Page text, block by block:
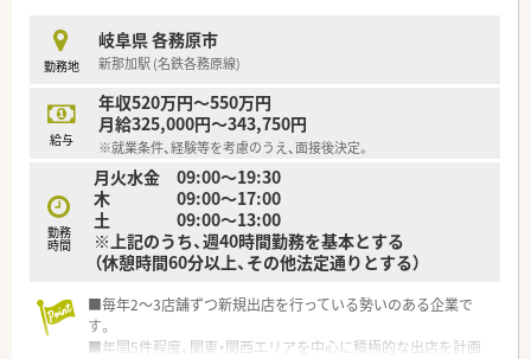
■再雇用で最長70歳までご勤務可能！長くお勤め希望の方もお
ススメです！
勤務地
岐阜県 各務原市
新那加駅 (名鉄各務原線)
給与
年収520万円～550万円
月給325,000円～343,750円
※就業条件、経験等を考慮のうえ、面接後決定。
勤務
時間
月火水金 09:00～19:30
木 09:00～17:00
土 09:00～13:00
※上記のうち、週40時間勤務を基本とする
（休憩時間60分以上、その他法定通りとする）
■毎年2～3店舗ずつ新規出店を行っている勢いのある企業で
す。
■年間5件程度、関東・関西エリアを中心に積極的な出店を計画